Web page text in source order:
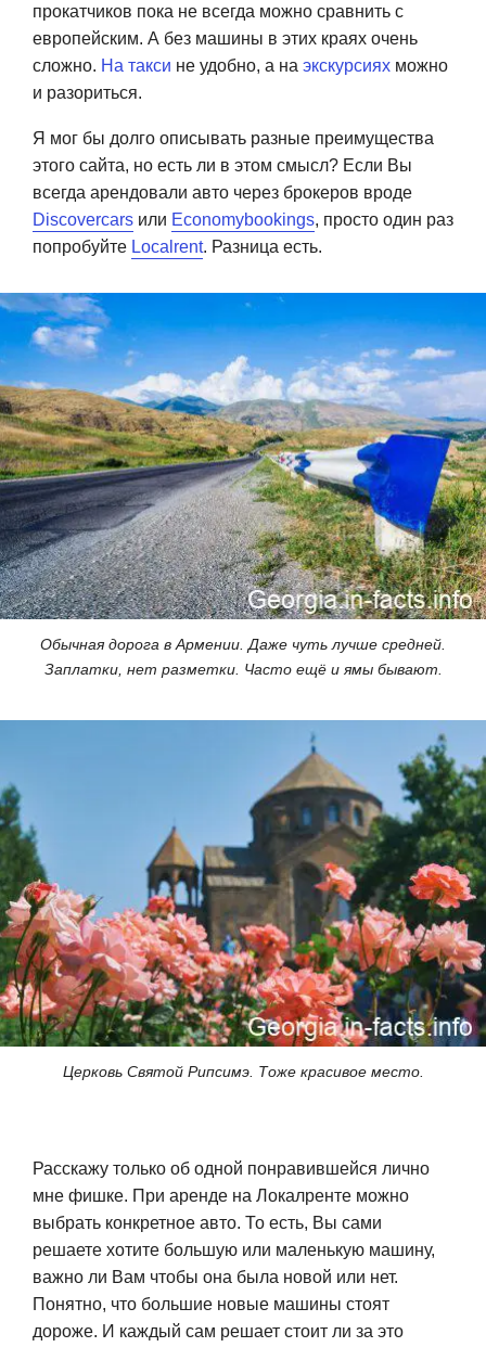
прокатчиков пока не всегда можно сравнить с
европейским. А без машины в этих краях очень
сложно. На такси не удобно, а на экскурсиях можно
и разориться.
Я мог бы долго описывать разные преимущества
этого сайта, но есть ли в этом смысл? Если Вы
всегда арендовали авто через брокеров вроде
Discovercars или Economybookings, просто один раз
попробуйте Localrent. Разница есть.
Обычная дорога в Армении. Даже чуть лучше средней.
Заплатки, нет разметки. Часто ещё и ямы бывают.
Церковь Святой Рипсимэ. Тоже красивое место.
Расскажу только об одной понравившейся лично
мне фишке. При аренде на Локалренте можно
выбрать конкретное авто. То есть, Вы сами
решаете хотите большую или маленькую машину,
важно ли Вам чтобы она была новой или нет.
Понятно, что большие новые машины стоят
дороже. И каждый сам решает стоит ли за это